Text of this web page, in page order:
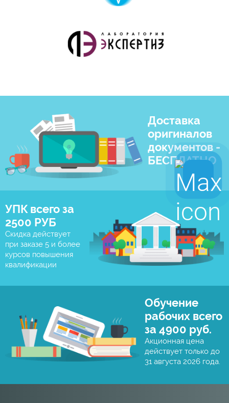
Доставка
оригиналов
документов -
БЕСПЛАТНО
УПК всего за
2500 РУБ
Скидка действует
при заказе 5 и более
курсов повышения
квалификации
Обучение
рабочих всего
за 4900 руб.
Акционная цена
действует только до
31 августа 2026 года.